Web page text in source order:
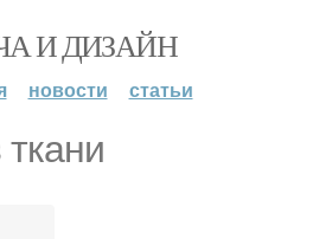
И ДИЗАЙН
новости статьи